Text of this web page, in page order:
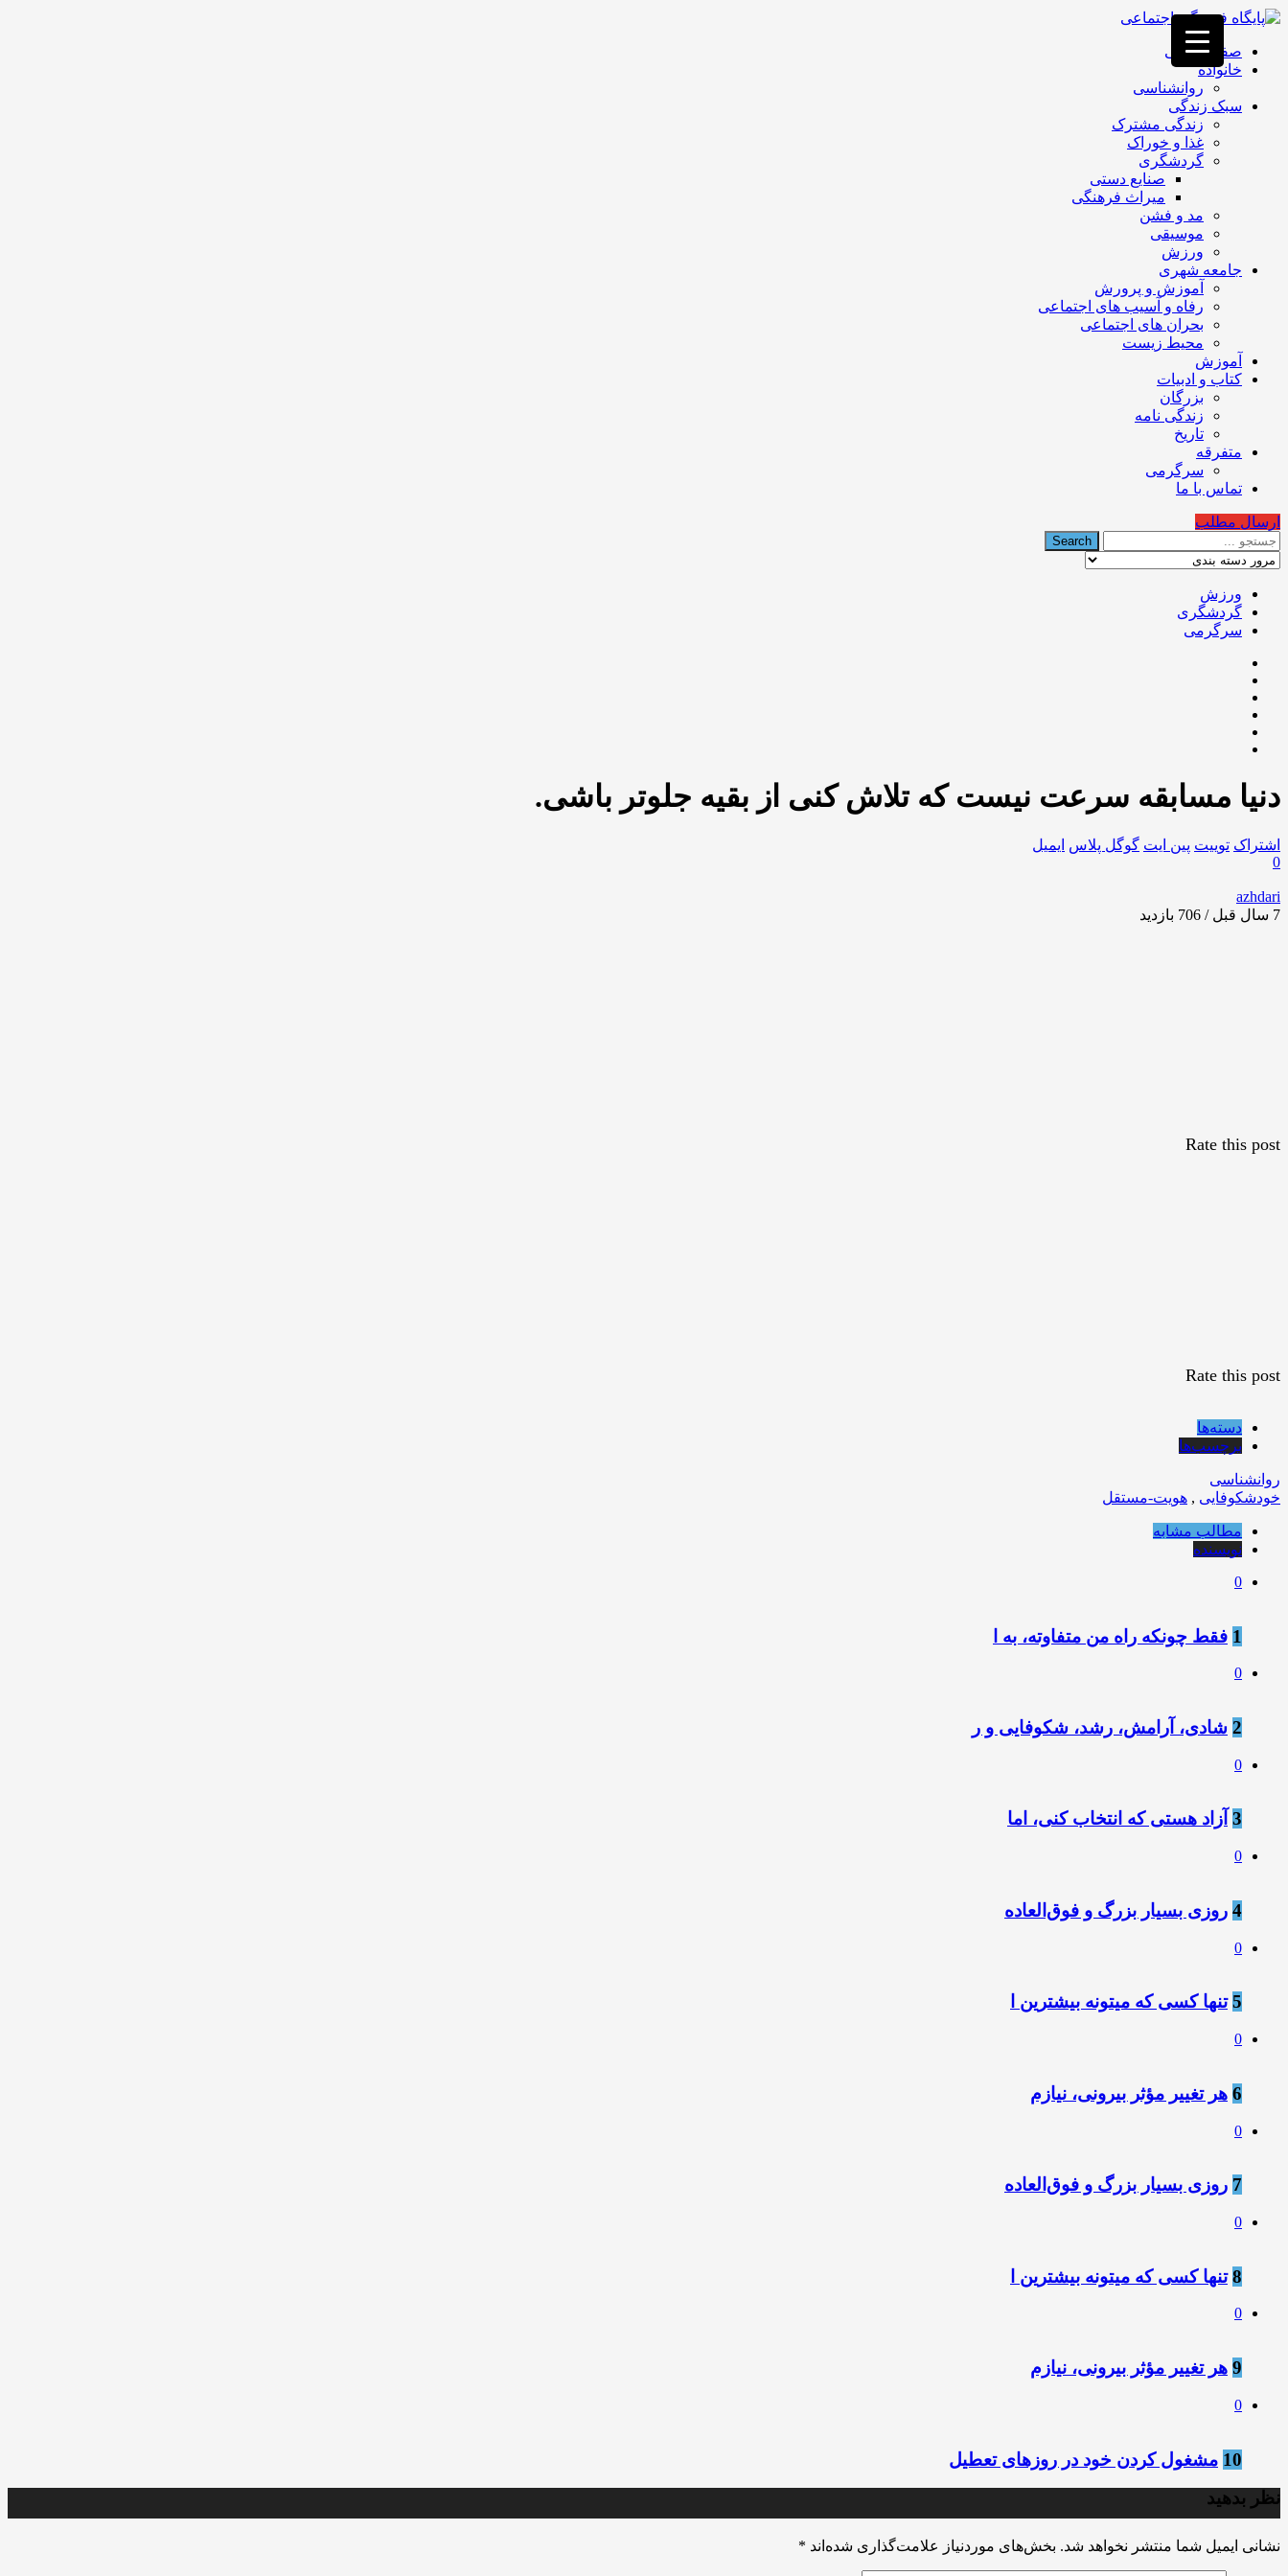
فصد
غرب
تهران
خشکشویی
تصفیه
تهران
صفحه اصلی
خانواده
روانشناسی
سبک زندگی
زندگی مشترک
غذا و خوراک
گردشگری
صنایع دستی
میراث فرهنگی
مد و فشن
موسیقی
ورزش
جامعه شهری
آموزش و پرورش
رفاه و آسیب های اجتماعی
بحران های اجتماعی
محیط زیست
آموزش
کتاب و ادبیات
بزرگان
زندگی نامه
تاریخ
متفرقه
سرگرمی
تماس با ما
ارسال مطلب
ورزش
گردشگری
سرگرمی
دنیا مسابقه سرعت نیست که تلاش کنی از بقیه جلوتر باشی.
اشتراک توییت پین ایت گوگل‌ پلاس ایمیل
0
azhdari
7 سال قبل / 706
بازدید
Rate this post
Rate this post
دسته‌ها
برچسب‌ها
روانشناسی
خودشکوفایی , هویت-مستقل
مطالب مشابه
نویسنده
0
1 فقط چونکه راه من متفاوته، به ا
0
2 شادی، آرامش، رشد، شکوفایی و ر
0
3 آزاد هستی که انتخاب کنی، اما
0
4 روزی بسیار بزرگ و فوق‌العاده
0
5 تنها کسی که میتونه بیشترین ا
0
6 هر تغییر مؤثر بیرونی، نیازم
0
7 روزی بسیار بزرگ و فوق‌العاده
0
8 تنها کسی که میتونه بیشترین ا
0
9 هر تغییر مؤثر بیرونی، نیازم
0
10 مشغول کردن خود در روزهای تعطیل
نظر بدهید
نشانی ایمیل شما منتشر نخواهد شد. بخش‌های موردنیاز علامت‌گذاری شده‌اند *